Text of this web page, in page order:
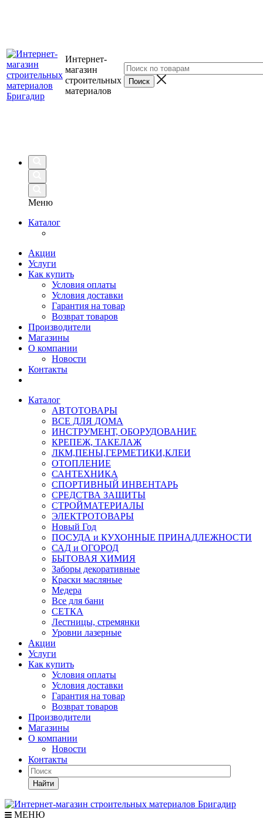
Интернет-
магазин
строительных
материалов
Меню
Каталог
Акции
Услуги
Как купить
Условия оплаты
Условия доставки
Гарантия на товар
Возврат товаров
Производители
Магазины
О компании
Новости
Контакты
Каталог
АВТОТОВАРЫ
ВСЕ ДЛЯ ДОМА
ИНСТРУМЕНТ, ОБОРУДОВАНИЕ
КРЕПЕЖ, ТАКЕЛАЖ
ЛКМ,ПЕНЫ,ГЕРМЕТИКИ,КЛЕИ
ОТОПЛЕНИЕ
САНТЕХНИКА
СПОРТИВНЫЙ ИНВЕНТАРЬ
СРЕДСТВА ЗАЩИТЫ
СТРОЙМАТЕРИАЛЫ
ЭЛЕКТРОТОВАРЫ
Новый Год
ПОСУДА и КУХОННЫЕ ПРИНАДЛЕЖНОСТИ
САД и ОГОРОД
БЫТОВАЯ ХИМИЯ
Заборы декоративные
Краски масляные
Медера
Все для бани
СЕТКА
Лестницы, стремянки
Уровни лазерные
Акции
Услуги
Как купить
Условия оплаты
Условия доставки
Гарантия на товар
Возврат товаров
Производители
Магазины
О компании
Новости
Контакты
Найти
МЕНЮ